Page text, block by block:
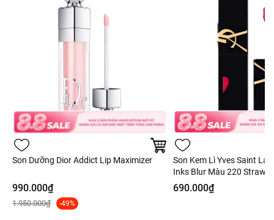
Son Dưỡng Dior Addict Lip Maximizer
990.000₫
1.950.000₫ -49%
Son Kem Lì Yves Saint
Inks Blur Màu 220
Hồng Dâu - 5.5ml -
690.000₫